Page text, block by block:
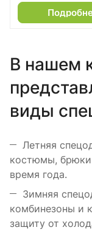
В нашем
виды
Летняя
костюмы, брюки
время года.
Зимняя
комбинезоны и
защиту от